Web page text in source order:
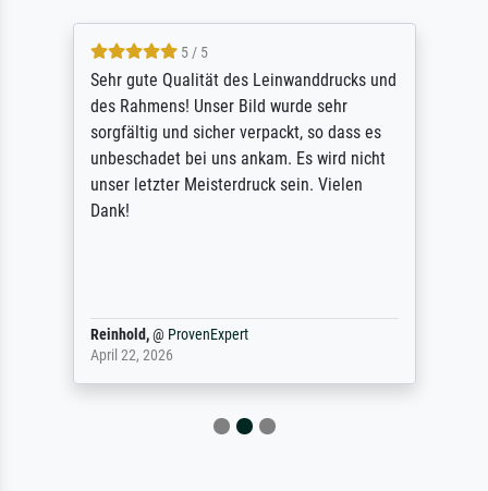
5 / 5
Sehr gute Qualität des Leinwanddrucks und
des Rahmens! Unser Bild wurde sehr
sorgfältig und sicher verpackt, so dass es
unbeschadet bei uns ankam. Es wird nicht
unser letzter Meisterdruck sein. Vielen
Dank!
Reinhold,@ ProvenExpert
April 22, 2026